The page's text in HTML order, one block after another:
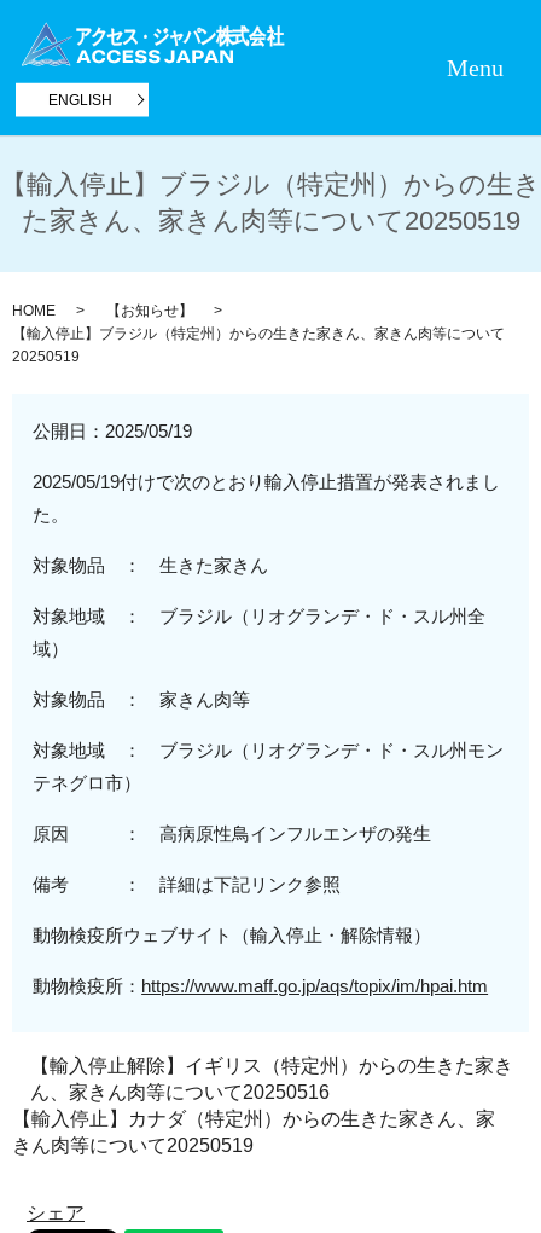
ENGLISH
Menu
【輸入停止】ブラジル（特定州）からの生き
た家きん、家きん肉等について20250519
HOME
【お知らせ】
【輸入停止】ブラジル（特定州）からの生きた家きん、家きん肉等について
20250519
公開日： 2025/05/19
2025/05/19付けで次のとおり輸入停止措置が発表されまし
た。
対象物品 ： 生きた家きん
対象地域 ： ブラジル（ リオグランデ・ド・スル州全
域）
対象物品 ： 家きん肉等
対象地域 ： ブラジル（ リオグランデ・ド・スル州モン
テネグロ市）
原因 ：高病原性鳥インフルエンザの発生
備考 ： 詳細は下記リンク参照
動物検疫所ウェブサイト（輸入停止・解除情報）
動物検疫所： https://www.maff.go.jp/aqs/topix/im/hpai.htm
【輸入停止解除】イギリス（特定州）からの生きた家き
ん、家きん肉等について20250516
【輸入停止】カナダ（特定州）からの生きた家きん、家
きん肉等について20250519
シェア